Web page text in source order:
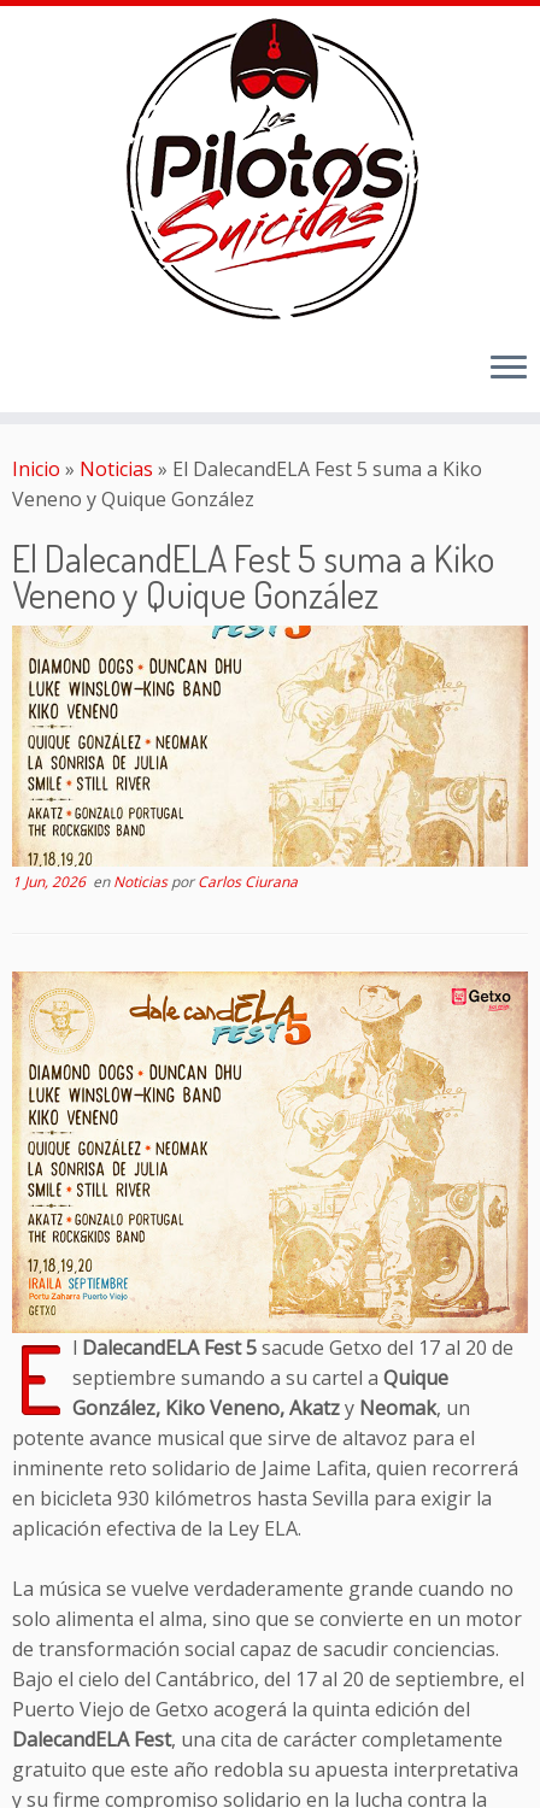
Inicio » Noticias » El DalecandELA Fest 5 suma a Kiko
Veneno y Quique González
El DalecandELA Fest 5 suma a Kiko
Veneno y Quique González
1 Jun, 2026enNoticiasporCarlos Ciurana
E l DalecandELA Fest 5sacude Getxo del 17 al 20 de
septiembre sumando a su cartel a Quique
González, Kiko Veneno, Akatzy Neomak, un
potente avance musical que sirve de altavoz para el
inminente reto solidario de Jaime Lafita, quien recorrerá
en bicicleta 930 kilómetros hasta Sevilla para exigir la
aplicación efectiva de la Ley ELA.
La música se vuelve verdaderamente grande cuando no
solo alimenta el alma, sino que se convierte en un motor
de transformación social capaz de sacudir conciencias.
Bajo el cielo del Cantábrico, del 17 al 20 de septiembre, el
Puerto Viejo de Getxo acogerá la quinta edición del
DalecandELA Fest, una cita de carácter completamente
gratuito que este año redobla su apuesta interpretativa
y su firme compromiso solidario en la lucha contra la